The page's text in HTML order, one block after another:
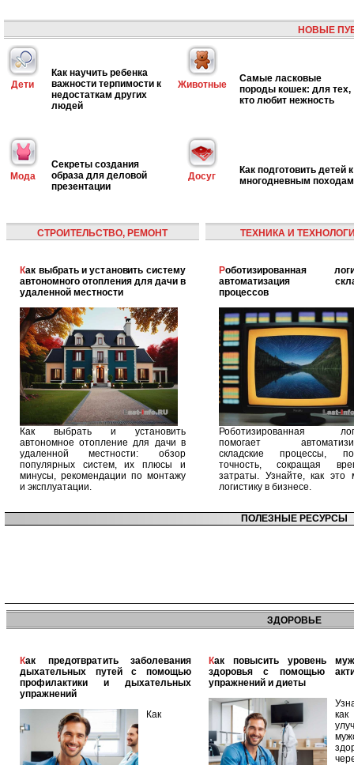
НОВЫЕ
Дети
Как научить ребенка
важности терпимости к
недостаткам других
людей
Животные
Самые ласковые
породы кошек: для тех,
кто любит нежность
Мода
Секреты создания
образа для деловой
презентации
Досуг
Как подготовить детей к
многодневным походам
СТРОИТЕЛЬСТВО, РЕМОНТ
Как выбрать и установить систему
автономного отопления для дачи в
удаленной местности
Как выбрать и установить
автономное отопление для дачи в
удаленной местности: обзор
популярных систем, их плюсы и
минусы, рекомендации по монтажу
и эксплуатации.
ТЕХНИКА И
Роботизированная логистика:
автоматизация
процессов
Роботизированная
помогает
складские процессы,
точность, сокращая
затраты. Узнайте, как это
логистику в бизнесе.
ПОЛЕЗНЫЕ РЕСУРСЫ
ЗДОРОВЬЕ
Как предотвратить заболевания
дыхательных путей с помощью
профилактики и дыхательных
упражнений
Как
Как повысить уровень мужского
здоровья с помощью
упражнений и диеты
как